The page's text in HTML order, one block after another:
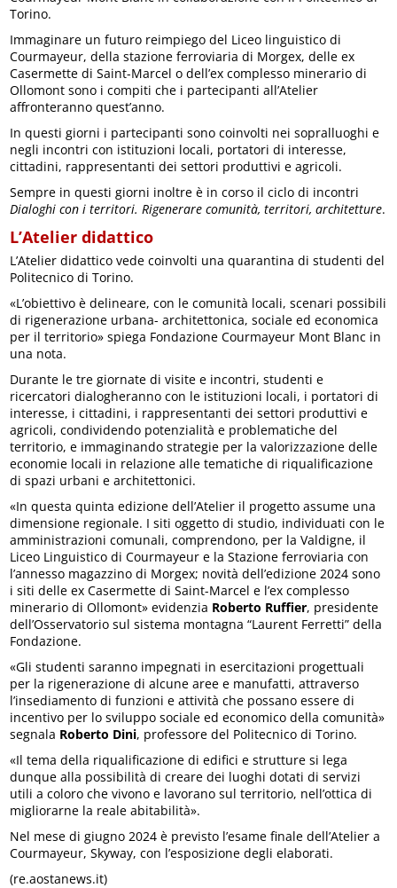
Torino.
Immaginare un futuro reimpiego del Liceo linguistico di
Courmayeur, della stazione ferroviaria di Morgex, delle ex
Casermette di Saint-Marcel o dell’ex complesso minerario di
Ollomont sono i compiti che i partecipanti all’Atelier
affronteranno quest’anno.
In questi giorni i partecipanti sono coinvolti nei sopralluoghi e
negli incontri con istituzioni locali, portatori di interesse,
cittadini, rappresentanti dei settori produttivi e agricoli.
Sempre in questi giorni inoltre è in corso il ciclo di incontri
Dialoghi con i territori. Rigenerare comunità, territori, architetture.
L’Atelier didattico
L’Atelier didattico vede coinvolti una quarantina di studenti del
Politecnico di Torino.
«L’obiettivo è delineare, con le comunità locali, scenari possibili
di rigenerazione urbana- architettonica, sociale ed economica
per il territorio» spiega Fondazione Courmayeur Mont Blanc in
una nota.
Durante le tre giornate di visite e incontri, studenti e
ricercatori dialogheranno con le istituzioni locali, i portatori di
interesse, i cittadini, i rappresentanti dei settori produttivi e
agricoli, condividendo potenzialità e problematiche del
territorio, e immaginando strategie per la valorizzazione delle
economie locali in relazione alle tematiche di riqualificazione
di spazi urbani e architettonici.
«In questa quinta edizione dell’Atelier il progetto assume una
dimensione regionale. I siti oggetto di studio, individuati con le
amministrazioni comunali, comprendono, per la Valdigne, il
Liceo Linguistico di Courmayeur e la Stazione ferroviaria con
l’annesso magazzino di Morgex; novità dell’edizione 2024 sono
i siti delle ex Casermette di Saint-Marcel e l’ex complesso
minerario di Ollomont» evidenzia Roberto Ruffier, presidente
dell’Osservatorio sul sistema montagna “Laurent Ferretti” della
Fondazione.
«Gli studenti saranno impegnati in esercitazioni progettuali
per la rigenerazione di alcune aree e manufatti, attraverso
l’insediamento di funzioni e attività che possano essere di
incentivo per lo sviluppo sociale ed economico della comunità»
segnala Roberto Dini, professore del Politecnico di Torino.
«Il tema della riqualificazione di edifici e strutture si lega
dunque alla possibilità di creare dei luoghi dotati di servizi
utili a coloro che vivono e lavorano sul territorio, nell’ottica di
migliorarne la reale abitabilità».
Nel mese di giugno 2024 è previsto l’esame finale dell’Atelier a
Courmayeur, Skyway, con l’esposizione degli elaborati.
(re.aostanews.it)